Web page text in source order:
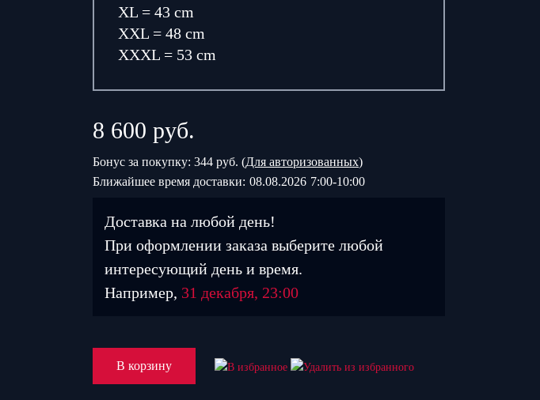
XL = 43 cm
XXL = 48 cm
XXXL = 53 cm
8 600 руб.
Бонус за покупку: 344 руб. (Для авторизованных)
Ближайшее время доставки: 08.08.2026 7:00-10:00
Доставка на любой день!
При оформлении заказа выберите любой
интересующий день и время.
Например, 31 декабря, 23:00
В корзину